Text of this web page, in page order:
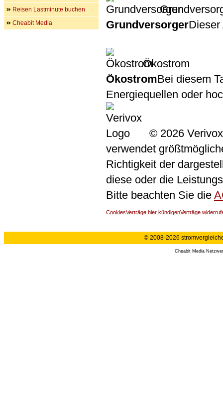
GrundversorgerDieser
Ökostrom
ÖkostromBei diesem
Energiequellen oder
© 2026
verwendet
Richtigkeit der
diese oder die
Bitte beachten Sie die
CookiesVerträge hier kündigenVerträge
Reisen Lastminute buchen
Cheabit Media
© 2008-2026
Cheabit Media